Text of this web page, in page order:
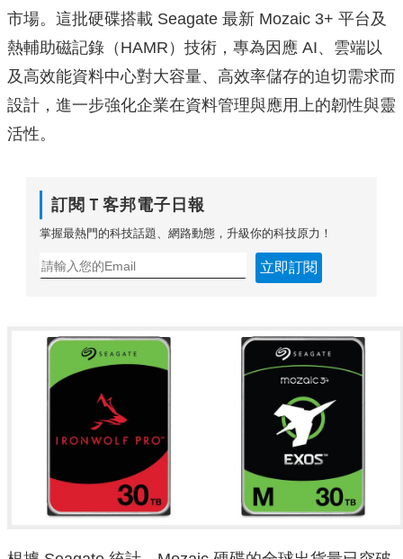
市場。這批硬碟搭載 Seagate 最新 Mozaic 3+ 平台及
熱輔助磁記錄（HAMR）技術，專為因應 AI、雲端以
及高效能資料中心對大容量、高效率儲存的迫切需求而
設計，進一步強化企業在資料管理與應用上的韌性與靈
活性。
訂閱Ｔ客邦電子日報
掌握最熱門的科技話題、網路動態，升級你的科技原力！
立即訂閱